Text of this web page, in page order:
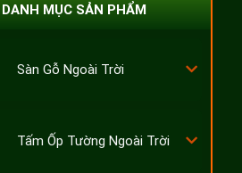
DANH MỤC SẢN PHẨM
Sàn Gỗ Ngoài Trời
Tấm Ốp Tường Ngoài Trời